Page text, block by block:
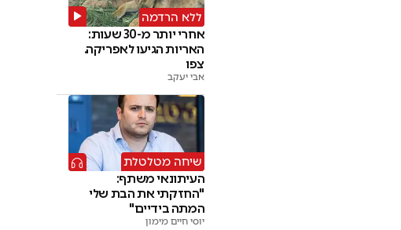
ללא הרדמה
אחרי יותר מ-30 שעות:
האריות הגיעו לאפריקה.
צפו
אבי יעקב
שיחה מטלטלת
העיתונאי משתף:
"החזקתי את הבת שלי
המתה בידיים"
יוסי חיים מימון